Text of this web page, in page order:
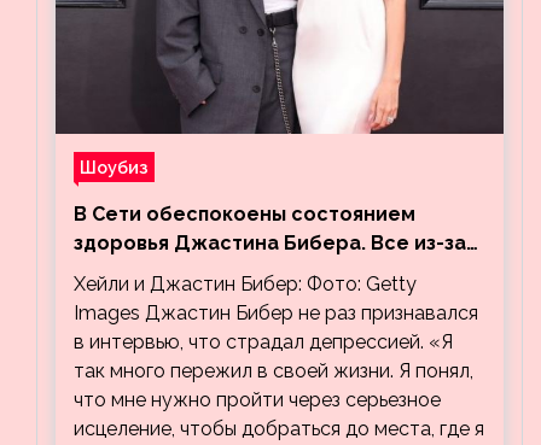
Шоубиз
В Сети обеспокоены состоянием
здоровья Джастина Бибера. Все из-за
видео, на котором его успокаивает
Хейли
Хейли и Джастин Бибер: Фото: Getty
Images Джастин Бибер не раз признавался
в интервью, что страдал депрессией. «Я
так много пережил в своей жизни. Я понял,
что мне нужно пройти через серьезное
исцеление, чтобы добраться до места, где я